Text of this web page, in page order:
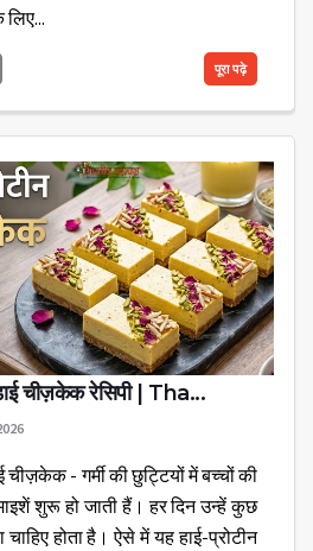
पूरा पढ़े
चीज़केक रेसिपी | Tha...
चीज़केक - गर्मी की छुट्टियों में बच्चों की
शुरू हो जाती हैं। हर दिन उन्हें कुछ
होता है। ऐसे में यह हाई-प्रोटीन